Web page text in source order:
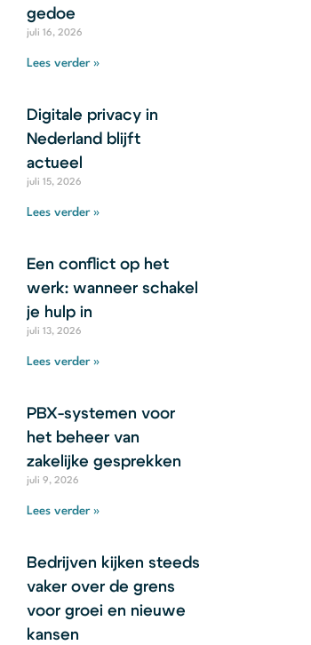
gedoe
juli 16, 2026
Lees verder »
Digitale privacy in
Nederland blijft
actueel
juli 15, 2026
Lees verder »
Een conflict op het
werk: wanneer schakel
je hulp in
juli 13, 2026
Lees verder »
PBX-systemen voor
het beheer van
zakelijke gesprekken
juli 9, 2026
Lees verder »
Bedrijven kijken steeds
vaker over de grens
voor groei en nieuwe
kansen